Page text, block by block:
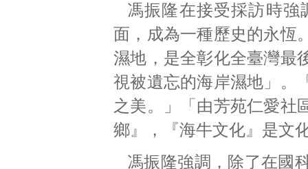
馮振隆在接受採訪時強
面，成為一種歷史的永恆
濕地，是全彰化全臺灣最
視被遺忘的海岸濕地」。
之美。」「由芳苑仁愛社
鄉』，『海牛文化』是文
馮振隆強調，除了在國